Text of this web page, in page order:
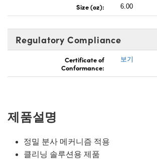
Size (oz): 6.00
Regulatory Compliance
Certificate of
Conformance:
보기
제품설명
정밀 분사 메커니즘 적용
클리닝 솔루션용 제품